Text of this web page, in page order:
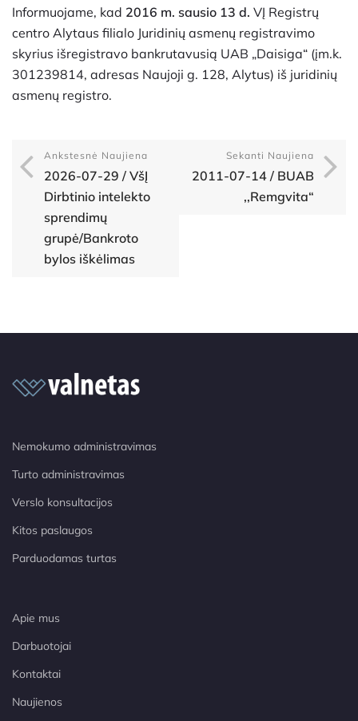
Informuojame, kad 2016 m. sausio 13 d. VĮ Registrų
centro Alytaus filialo Juridinių asmenų registravimo
skyrius išregistravo bankrutavusią UAB „Daisiga“ (įm.k.
301239814, adresas Naujoji g. 128, Alytus) iš juridinių
asmenų registro.
Ankstesnė Naujiena
2026-07-29 / VšĮ
Dirbtinio intelekto
sprendimų
grupė/Bankroto
bylos iškėlimas
Sekanti Naujiena
2011-07-14 / BUAB
,,Remgvita“
Nemokumo administravimas
Turto administravimas
Verslo konsultacijos
Kitos paslaugos
Parduodamas turtas
Apie mus
Darbuotojai
Kontaktai
Naujienos